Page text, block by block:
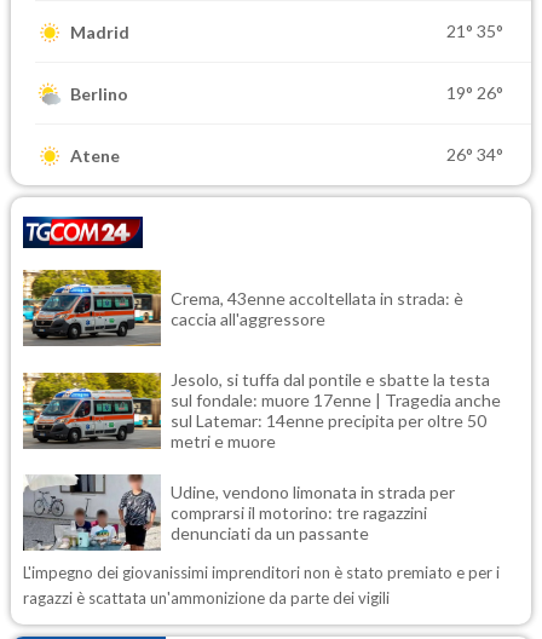
Madrid 21° 35°
Berlino 19° 26°
Atene 26° 34°
Crema, 43enne accoltellata in strada: è
caccia all'aggressore
Jesolo, si tuffa dal pontile e sbatte la testa
sul fondale: muore 17enne | Tragedia anche
sul Latemar: 14enne precipita per oltre 50
metri e muore
Udine, vendono limonata in strada per
comprarsi il motorino: tre ragazzini
denunciati da un passante
L'impegno dei giovanissimi imprenditori non è stato premiato e per i
ragazzi è scattata un'ammonizione da parte dei vigili